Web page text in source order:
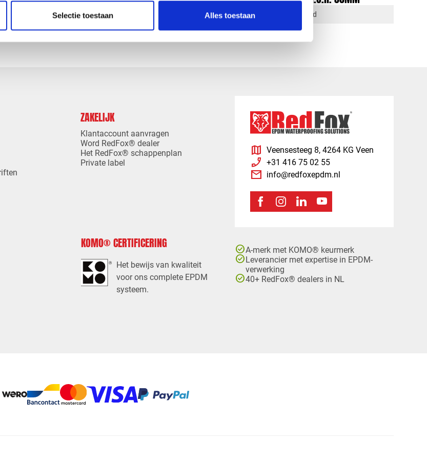
Selectie toestaan Alles toestaan
1-4 dagen levertijd 1-4 dagen levertijd
ZAKELIJK
Klantaccount aanvragen
Word RedFox® dealer
Het RedFox® schappenplan
Private label
KOMO® CERTIFICERING
Het bewijs van kwaliteit
voor ons complete EPDM
systeem.
map Veensesteeg 8, 4264 KG Veen
phone_enabled +31 416 75 02 55
mail info@redfoxepdm.nl
check_circleA-merk met KOMO® keurmerk
check_circleLeverancier met expertise in EPDM-
verwerking
check_circle40+ RedFox® dealers in NL